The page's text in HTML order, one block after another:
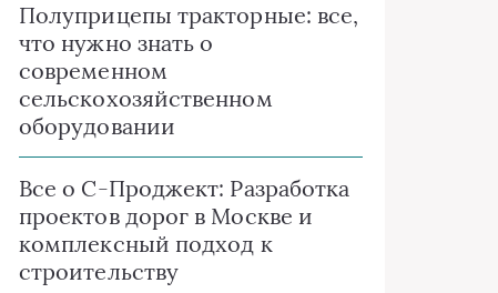
Полуприцепы тракторные: все,
что нужно знать о
современном
сельскохозяйственном
оборудовании
Все о C-Проджект: Разработка
проектов дорог в Москве и
комплексный подход к
строительству